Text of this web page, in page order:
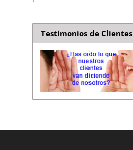
Testimonios de Clientes